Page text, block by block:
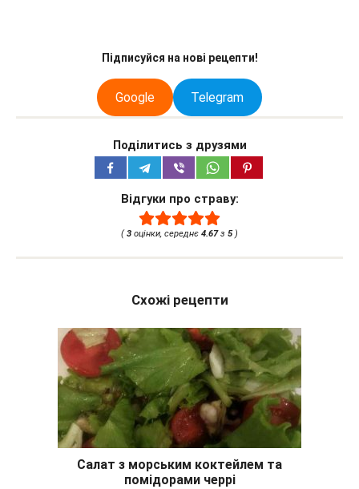
Підписуйся на нові рецепти!
Google Telegram
Поділитись з друзями
Відгуки про страву:
(3 оцінки, середнє 4.67з 5)
Схожі рецепти
Салат з морським коктейлем та
помідорами черрі